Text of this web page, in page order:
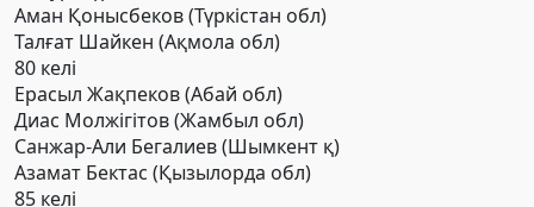
Аман Қонысбеков (Түркістан обл)
Талғат Шайкен (Ақмола обл)
80 келі
Ерасыл Жақпеков (Абай обл)
Диас Молжігітов (Жамбыл обл)
Санжар-Али Бегалиев (Шымкент қ)
Азамат Бектас (Қызылорда обл)
85 келі